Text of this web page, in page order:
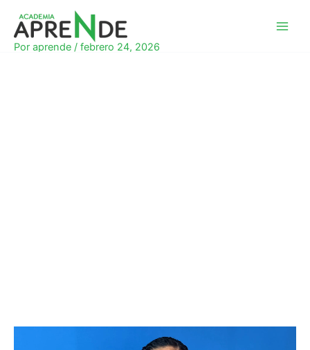
contenido
Por aprende / febrero 24, 2026